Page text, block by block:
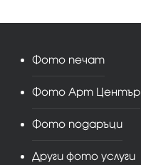
Фото печат
Фото Арт Център
Фото подаръци
Други фото услуги